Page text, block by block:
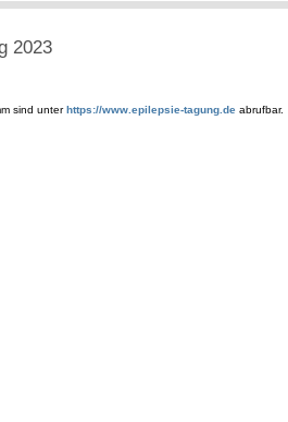
2023
sind unterhttps://www.epilepsie-tagung.de abrufbar.